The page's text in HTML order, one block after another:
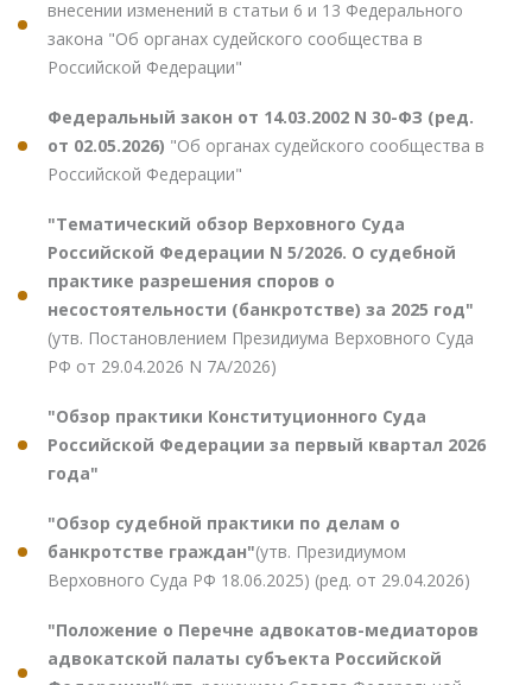
внесении изменений в статьи 6 и 13 Федерального
закона "Об органах судейского сообщества в
Российской Федерации"
Федеральный закон от 14.03.2002 N 30-ФЗ (ред.
от 02.05.2026) "Об органах судейского сообщества в
Российской Федерации"
"Тематический обзор Верховного Суда
Российской Федерации N 5/2026. О судебной
практике разрешения споров о
несостоятельности (банкротстве) за 2025 год"
(утв. Постановлением Президиума Верховного Суда
РФ от 29.04.2026 N 7А/2026)
"Обзор практики Конституционного Суда
Российской Федерации за первый квартал 2026
года"
"Обзор судебной практики по делам о
банкротстве граждан"(утв. Президиумом
Верховного Суда РФ 18.06.2025) (ред. от 29.04.2026)
"Положение о Перечне адвокатов-медиаторов
адвокатской палаты субъекта Российской